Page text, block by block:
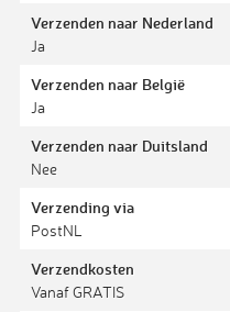
Verzenden naar Nederland
Ja
Verzenden naar België
Ja
Verzenden naar Duitsland
Nee
Verzending via
PostNL
Verzendkosten
Vanaf GRATIS